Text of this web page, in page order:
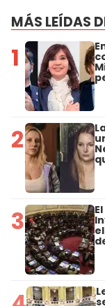
MÁS LEÍDAS
1
2
3